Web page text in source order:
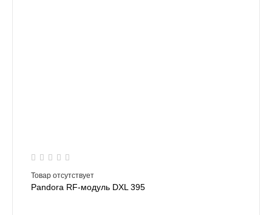
Товар отсутствует
Pandora RF-модуль DXL 395